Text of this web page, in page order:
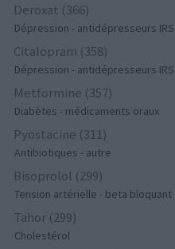
Deroxat (366)
Dépression - antidépresseurs IRS
Citalopram (358)
Dépression - antidépresseurs IRS
Metformine (357)
Diabètes - médicaments oraux
Pyostacine (311)
Antibiotiques - autre
Bisoprolol (299)
Tension artérielle - beta bloquant
Tahor (299)
Cholestérol